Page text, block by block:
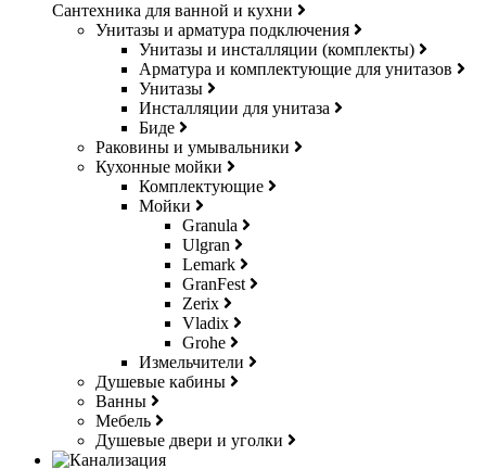
Сантехника для ванной и кухни
Унитазы и арматура подключения
Унитазы и инсталляции (комплекты)
Арматура и комплектующие для унитазов
Унитазы
Инсталляции для унитаза
Биде
Раковины и умывальники
Кухонные мойки
Комплектующие
Мойки
Granula
Ulgran
Lemark
GranFest
Zerix
Vladix
Grohe
Измельчители
Душевые кабины
Ванны
Мебель
Душевые двери и уголки